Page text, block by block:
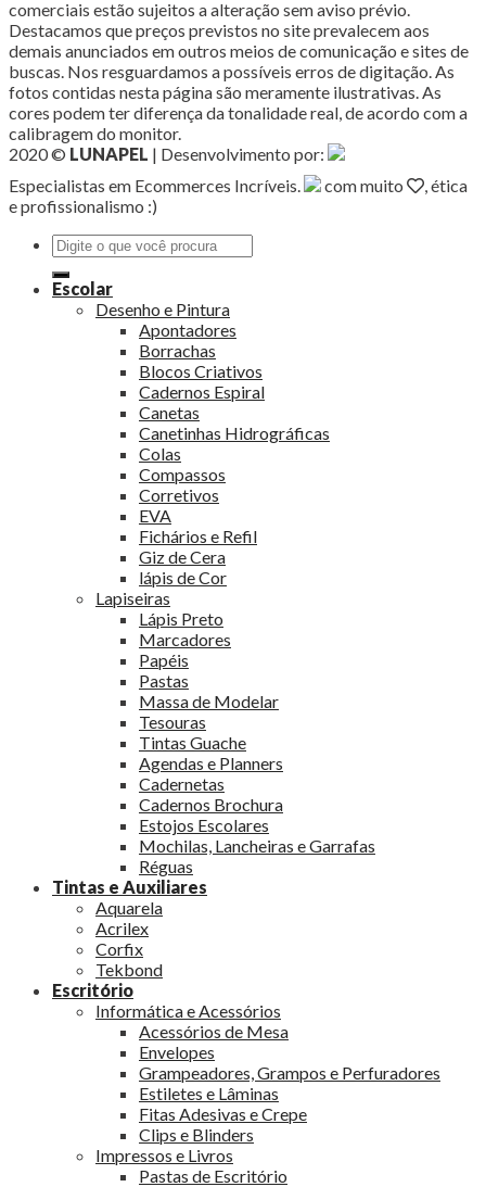
comerciais estão sujeitos a alteração sem aviso prévio.
Destacamos que preços previstos no site prevalecem aos
demais anunciados em outros meios de comunicação e sites de
buscas. Nos resguardamos a possíveis erros de digitação. As
fotos contidas nesta página são meramente ilustrativas. As
cores podem ter diferença da tonalidade real, de acordo com a
calibragem do monitor.
2020 © LUNAPEL | Desenvolvimento por:
Especialistas em Ecommerces Incríveis.
com muito
, ética
e profissionalismo :)
Pesquisar
por:
Escolar
Desenho e Pintura
Apontadores
Borrachas
Blocos Criativos
Cadernos Espiral
Canetas
Canetinhas Hidrográficas
Colas
Compassos
Corretivos
EVA
Fichários e Refil
Giz de Cera
lápis de Cor
Lapiseiras
Lápis Preto
Marcadores
Papéis
Pastas
Massa de Modelar
Tesouras
Tintas Guache
Agendas e Planners
Cadernetas
Cadernos Brochura
Estojos Escolares
Mochilas, Lancheiras e Garrafas
Réguas
Tintas e Auxiliares
Aquarela
Acrilex
Corfix
Tekbond
Escritório
Informática e Acessórios
Acessórios de Mesa
Envelopes
Grampeadores, Grampos e Perfuradores
Estiletes e Lâminas
Fitas Adesivas e Crepe
Clips e Blinders
Impressos e Livros
Pastas de Escritório